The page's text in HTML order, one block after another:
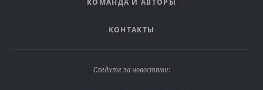
КОМАНДА И АВТОРЫ
КОНТАКТЫ
Следите за новостями: